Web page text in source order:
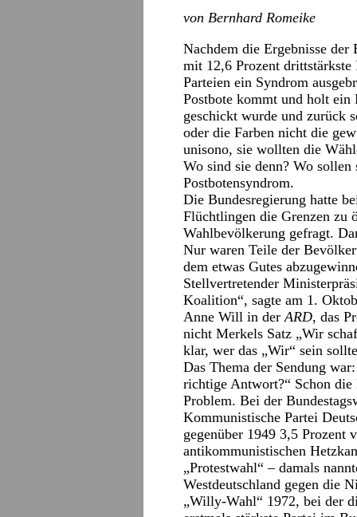
von Bernhard Romeike
Nachdem die Ergebnisse
mit 12,6 Prozent drittstärkste
Parteien ein Syndrom
Postbote kommt und holt ein
geschickt wurde und zurück
oder die Farben nicht die
unisono, sie wollten die
Wo sind sie denn? Wo
Postbotensyndrom.
Die Bundesregierung hatte
Flüchtlingen die Grenzen zu
Wahlbevölkerung gefragt.
Nur waren Teile der
dem etwas Gutes
Stellvertretender
Koalition“, sagte am 1.
Anne Will in derARD, das
nicht Merkels Satz „Wir
klar, wer das „Wir“ sein
Das Thema der Sendung
richtige Antwort?“ Schon
Problem. Bei der
Kommunistische Partei
gegenüber 1949 3,5 Prozent
antikommunistischen
„Protestwahl“ – damals
Westdeutschland gegen die
„Willy-Wahl“ 1972, bei der